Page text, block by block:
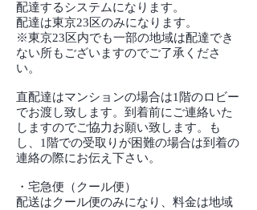
配達するシステムになります。
配達は東京23区のみになります。
※東京23区内でも一部の地域は配達でき
ない所もございますのでご了承くださ
い。
直配達はマンションの場合は1階のロビー
でお渡し致します。到着前にご連絡いた
しますのでご協力お願い致します。も
し、1階での受取りが困難の場合は到着の
連絡の際にお伝え下さい。
・宅急便（クール便）
配送はクール便のみになり、料金は地域